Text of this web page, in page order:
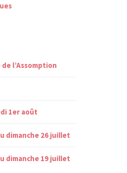
l’Assomption
1er août
dimanche 26 juillet
dimanche 19 juillet